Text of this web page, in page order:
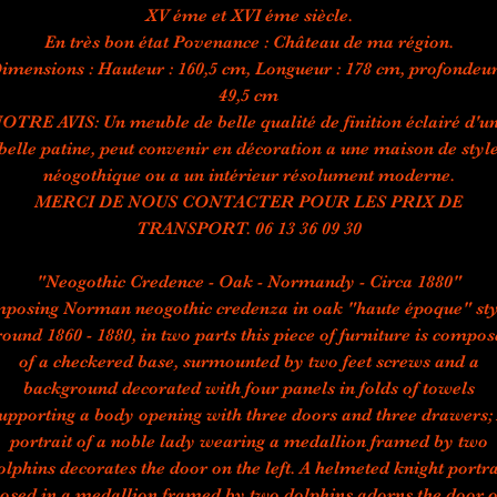
XV éme et XVI éme siècle.
En très bon état Povenance : Château de ma région.
: Hauteur : 160,5 cm, Longueur : 178 cm,
49,5 cm
AVIS: Un meuble de belle qualité de finition éclairé
patine, peut convenir en décoration a une maison de
néogothique ou a un intérieur résolument moderne.
MERCI DE NOUS CONTACTER POUR LES PRIX DE
TRANSPORT. 06 13 36 09 30
"Neogothic Credence - Oak - Normandy - Circa 1880"
Norman neogothic credenza in oak "haute époque"
1860 - 1880, in two parts this piece of furniture is
of a checkered base, surmounted by two feet screws and a
background decorated with four panels in folds of towels
a body opening with three doors and three drawers;
portrait of a noble lady wearing a medallion framed by two
decorates the door on the left. A helmeted knight